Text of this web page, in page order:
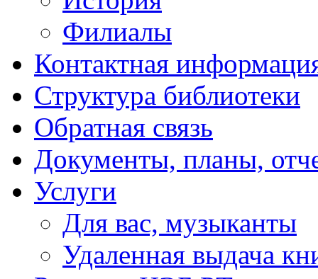
Филиалы
Контактная
Структура библиотеки
Обратная связь
Документы, планы,
Услуги
Для вас, музыканты
Удаленная выдача